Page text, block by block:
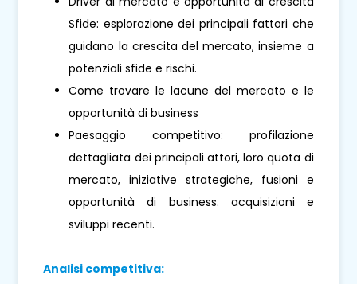
Sfide: esplorazione dei principali fattori che
guidano la crescita del mercato, insieme a
potenziali sfide e rischi.
Come trovare le lacune del mercato e le
opportunità di business
Paesaggio competitivo: profilazione
dettagliata dei principali attori, loro quota di
mercato, iniziative strategiche, fusioni e
opportunità di business. acquisizioni e
sviluppi recenti.
Analisi competitiva: